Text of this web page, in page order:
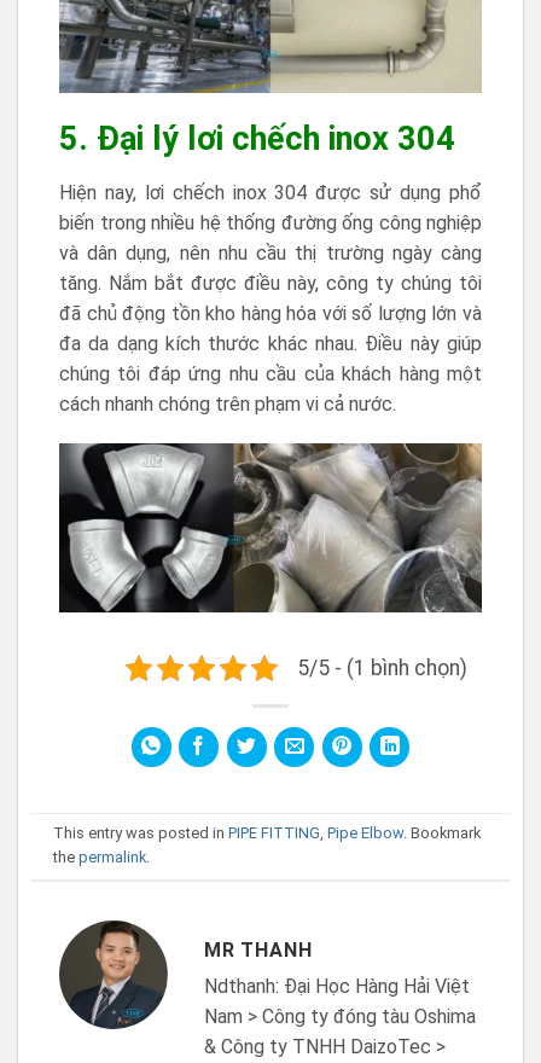
5. Đại lý lơi chếch inox 304
Hiện nay, lơi chếch inox 304 được sử dụng phổ
biến trong nhiều hệ thống đường ống công nghiệp
và dân dụng, nên nhu cầu thị trường ngày càng
tăng. Nắm bắt được điều này, công ty chúng tôi
đã chủ động tồn kho hàng hóa với số lượng lớn và
đa da dạng kích thước khác nhau. Điều này giúp
chúng tôi đáp ứng nhu cầu của khách hàng một
cách nhanh chóng trên phạm vi cả nước.
5/5 - (1 bình chọn)
This entry was posted inPIPE FITTING ,Pipe Elbow. Bookmark
thepermalink
MR THANH
Ndthanh: Đại Học Hàng Hải Việt
Nam > Công ty đóng tàu Oshima
& Công ty TNHH DaizoTec >